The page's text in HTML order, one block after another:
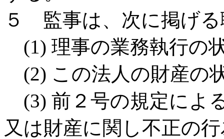
５ 監事は、次に掲げる
(1) 理事の業務執行の
(2) この法人の財産の
(3) 前２号の規定によ
又は財産に関し不正の